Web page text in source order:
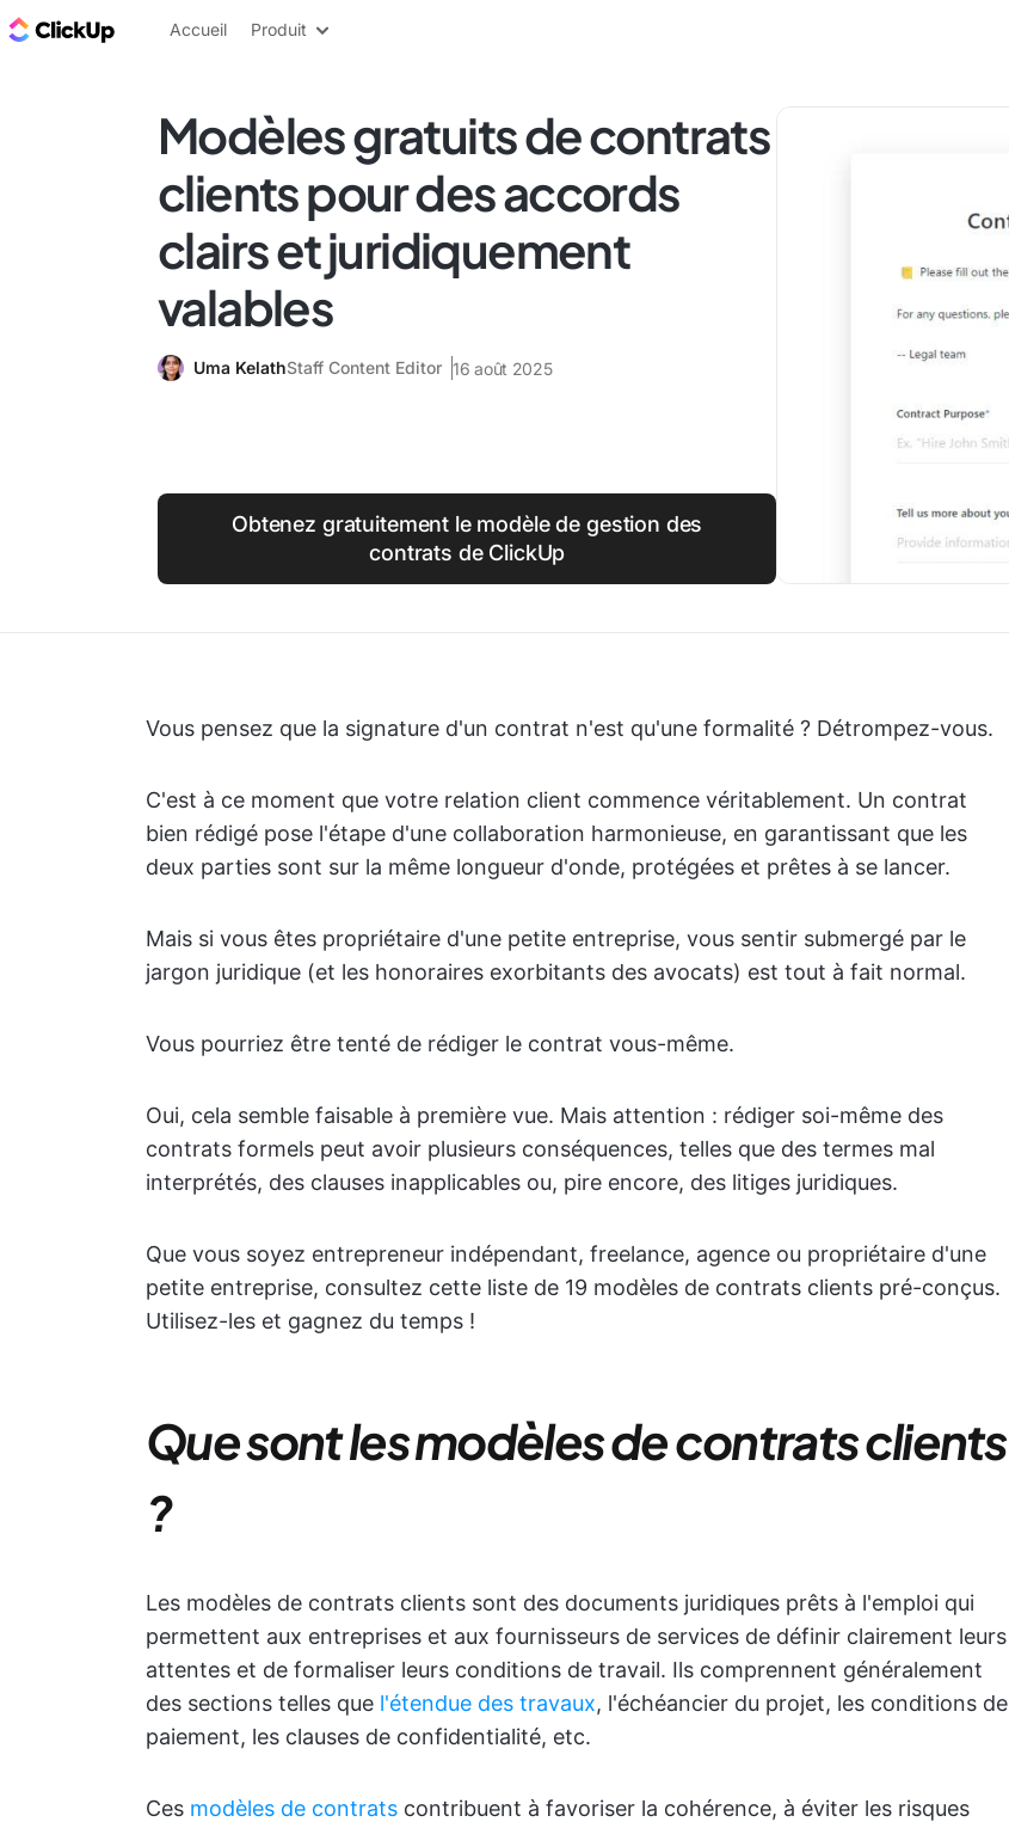
ClickUp Blog
Accueil Produit
Modèles gratuits de contrats
clients pour des accords
clairs et juridiquement
valables
Uma KelathStaff Content Editor 16 août 2025
Obtenez gratuitement le modèle de gestion des
contrats de ClickUp
Vous pensez que la signature d'un contrat n'est qu'une formalité ? Détrompez-vous.
C'est à ce moment que votre relation client commence véritablement. Un contrat
bien rédigé pose l'étape d'une collaboration harmonieuse, en garantissant que les
deux parties sont sur la même longueur d'onde, protégées et prêtes à se lancer.
Mais si vous êtes propriétaire d'une petite entreprise, vous sentir submergé par le
jargon juridique (et les honoraires exorbitants des avocats) est tout à fait normal.
Vous pourriez être tenté de rédiger le contrat vous-même.
Oui, cela semble faisable à première vue. Mais attention : rédiger soi-même des
contrats formels peut avoir plusieurs conséquences, telles que des termes mal
interprétés, des clauses inapplicables ou, pire encore, des litiges juridiques.
Que vous soyez entrepreneur indépendant, freelance, agence ou propriétaire d'une
petite entreprise, consultez cette liste de 19 modèles de contrats clients pré-conçus.
Utilisez-les et gagnez du temps !
Que sont les modèles de contrats clients
?
Les modèles de contrats clients sont des documents juridiques prêts à l'emploi qui
permettent aux entreprises et aux fournisseurs de services de définir clairement leurs
attentes et de formaliser leurs conditions de travail. Ils comprennent généralement
des sections telles que l'étendue des travaux, l'échéancier du projet, les conditions de
paiement, les clauses de confidentialité, etc.
Ces modèles de contrats contribuent à favoriser la cohérence, à éviter les risques